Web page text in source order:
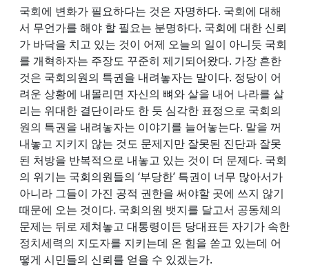
국회에 변화가 필요하다는 것은 자명하다. 국회에 대해
서 무언가를 해야 할 필요는 분명하다. 국회에 대한 신뢰
가 바닥을 치고 있는 것이 어제 오늘의 일이 아니듯 국회
를 개혁하자는 주장도 꾸준히 제기되어왔다. 가장 흔한
것은 국회의원의 특권을 내려놓자는 말이다. 정당이 어
려운 상황에 내몰리면 자신의 뼈와 살을 내어 나라를 살
리는 위대한 결단이라도 한 듯 심각한 표정으로 국회의
원의 특권을 내려놓자는 이야기를 늘어놓는다. 말을 꺼
내놓고 지키지 않는 것도 문제지만 잘못된 진단과 잘못
된 처방을 반복적으로 내놓고 있는 것이 더 문제다. 국회
의 위기는 국회의원들의 ‘부당한’ 특권이 너무 많아서가
아니라 그들이 가진 공적 권한을 써야할 곳에 쓰지 않기
때문에 오는 것이다. 국회의원 뱃지를 달고서 공동체의
문제는 뒤로 제쳐놓고 대통령이든 당대표든 자기가 속한
정치세력의 지도자를 지키는데 온 힘을 쏟고 있는데 어
떻게 시민들의 신뢰를 얻을 수 있겠는가.